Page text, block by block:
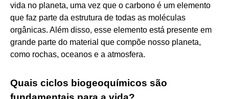
vida no planeta, uma vez que o carbono é um elemento
que faz parte da estrutura de todas as moléculas
orgânicas. Além disso, esse elemento está presente em
grande parte do material que compõe nosso planeta,
como rochas, oceanos e a atmosfera.
Quais ciclos biogeoquímicos são